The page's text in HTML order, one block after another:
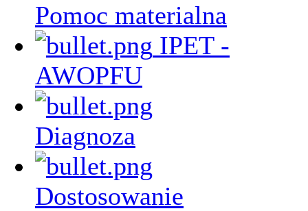
Pomoc materialna
IPET -
AWOPFU
Diagnoza
Dostosowanie